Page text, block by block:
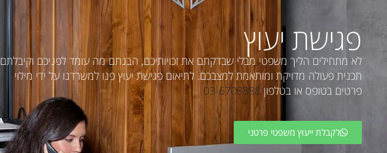
פגישת יעוץ
לא מתחילים הליך משפטי מבלי שבדקתם את זכויותיכם, הבנתם מה עומד לפניכם וקיבלתם
תכנית פעולה מדויקת ומותאמת למצבכם. לתיאום פגישת יעוץ פנו למשרדנו על ידי מילוי
פרטים בטופס או בטלפון 03-6708888
לקבלת ייעוץ משפטי פרטני